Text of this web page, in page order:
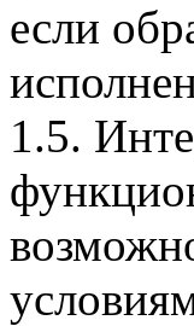
если
1.5.